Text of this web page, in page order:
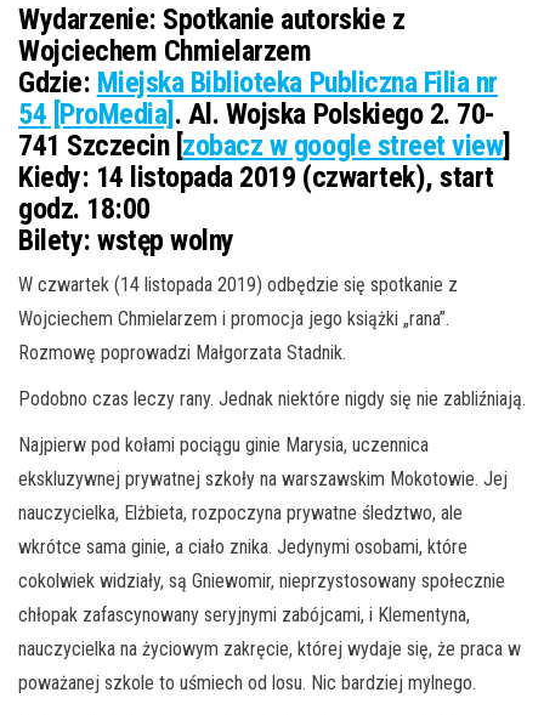
Wydarzenie: Spotkanie autorskie z
Wojciechem Chmielarzem
Gdzie: Miejska Biblioteka Publiczna Filia nr
54 [ProMedia] . Al. Wojska Polskiego 2. 70-
741 Szczecin [zobacz w google street view]
Kiedy: 14 listopada 2019 (czwartek), start
godz. 18:00
Bilety: wstęp wolny
W czwartek (14 listopada 2019) odbędzie się spotkanie z
Wojciechem Chmielarzem i promocja jego książki „rana”.
Rozmowę poprowadzi Małgorzata Stadnik.
Podobno czas leczy rany. Jednak niektóre nigdy się nie zabliźniają.
Najpierw pod kołami pociągu ginie Marysia, uczennica
ekskluzywnej prywatnej szkoły na warszawskim Mokotowie. Jej
nauczycielka, Elżbieta, rozpoczyna prywatne śledztwo, ale
wkrótce sama ginie, a ciało znika. Jedynymi osobami, które
cokolwiek widziały, są Gniewomir, nieprzystosowany społecznie
chłopak zafascynowany seryjnymi zabójcami, i Klementyna,
nauczycielka na życiowym zakręcie, której wydaje się, że praca w
poważanej szkole to uśmiech od losu. Nic bardziej mylnego.